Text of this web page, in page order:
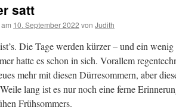
satt
10. September 2022 von Judith
Die Tage werden kürzer – und ein
hatte es schon in sich. Vorallem
mehr mit diesen Dürresommern, aber
lang ist es nur noch eine ferne
Frühsommers.